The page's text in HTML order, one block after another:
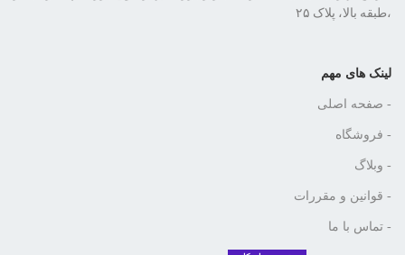
،طبقه بالا، پلاک ۲۵
لینک های مهم
- صفحه اصلی
- فروشگاه
- وبلاگ
- قوانین و مقررات
- تماس با ما